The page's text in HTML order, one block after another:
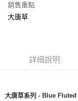
銷售重點
大唐草
詳細說明
大唐草系列 - Blue Fluted